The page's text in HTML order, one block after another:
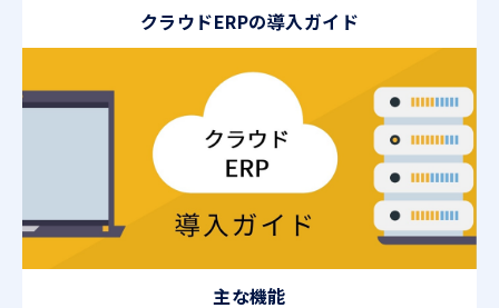
クラウドERPの導入ガイド
主な機能